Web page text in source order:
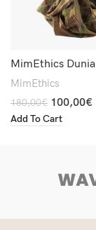
MimEthics Dunia
MimEthics
180,00€ 100,00€
Add To Cart